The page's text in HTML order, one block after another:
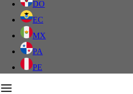
DO
EC
MX
PA
PE